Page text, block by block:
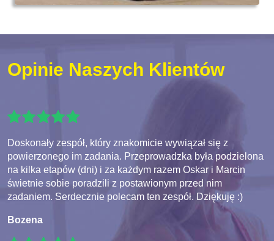
Opinie Naszych Klientów
Doskonały zespół, który znakomicie wywiązał się z
powierzonego im zadania. Przeprowadzka była podzielona
na kilka etapów (dni) i za każdym razem Oskar i Marcin
świetnie sobie poradzili z postawionym przed nim
zadaniem. Serdecznie polecam ten zespół. Dziękuję :)
Bozena